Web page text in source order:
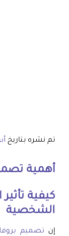
تم نشره بتاريخ
أهمية
كيفية
الشخصية
إن تصميم